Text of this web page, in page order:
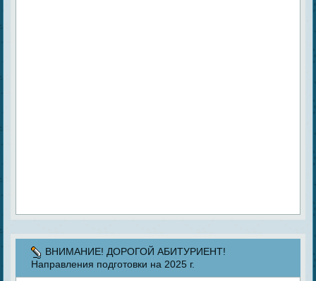
ВНИМАНИЕ! ДОРОГОЙ АБИТУРИЕНТ!
Направления подготовки на 2025 г.